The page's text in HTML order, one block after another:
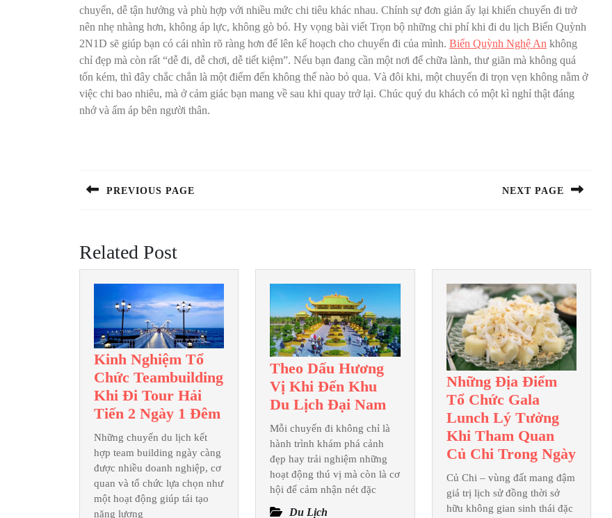
chuyển, dễ tận hưởng và phù hợp với nhiều mức chi tiêu khác nhau. Chính sự đơn giản ấy lại khiến chuyến đi trở
nên nhẹ nhàng hơn, không áp lực, không gò bó. Hy vọng bài viết Trọn bộ những chi phí khi đi du lịch Biển Quỳnh
2N1D sẽ giúp bạn có cái nhìn rõ ràng hơn để lên kế hoạch cho chuyến đi của mình. Biển Quỳnh Nghệ An không
chỉ đẹp mà còn rất “dễ đi, dễ chơi, dễ tiết kiệm”. Nếu bạn đang cần một nơi để chữa lành, thư giãn mà không quá
tốn kém, thì đây chắc chắn là một điểm đến không thể nào bỏ qua. Và đôi khi, một chuyến đi trọn vẹn không nằm ở
việc chi bao nhiêu, mà ở cảm giác bạn mang về sau khi quay trở lại. Chúc quý du khách có một kì nghỉ thật đáng
nhớ và ấm áp bên người thân.
bài
PREVIOUS PAGE NEXT PAGE
Related Post
Kinh Nghiệm Tổ
Chức Teambuilding
Khi Đi Tour Hải
Tiến 2 Ngày 1 Đêm
Nghiệm
Tổ
Chức
Teambuilding
Những chuyến du lịch kết
hợp team building ngày càng
được nhiều doanh nghiệp, cơ
quan và tổ chức lựa chọn như
một hoạt động giúp tái tạo
năng lượng
Theo Dấu Hương
Vị Khi Đến Khu
Du Lịch Đại Nam
Dấu
Vị
Khi
Mỗi chuyến đi không chỉ là
hành trình khám phá cảnh
đẹp hay trải nghiệm những
hoạt động thú vị mà còn là cơ
hội để cảm nhận nét đặc
Du Lịch
Những Địa Điểm
Tổ Chức Gala
Lunch Lý Tưởng
Khi Tham Quan
Củ Chi Trong NgàyNhững
Củ Chi – vùng đất mang đậm
giá trị lịch sử đồng thời sở
hữu không gian sinh thái đặc